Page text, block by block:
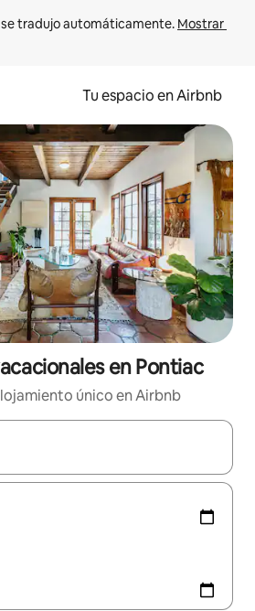
tradujo automáticamente. Mostrar
Tu espacio en Airbnb
en Pontiac
único en Airbnb
estén disponibles, podrás navegar